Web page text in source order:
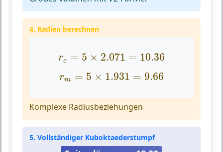
4. Radien berechnen
rc = 5 × 2.071 = 10.36
rc=5 ×2.071= 10.36
rm = 5 × 1.931 = 9.66
=5 ×1.931= 9.66
Komplexe Radiusbeziehungen
5. Vollständiger Kuboktaederstumpf